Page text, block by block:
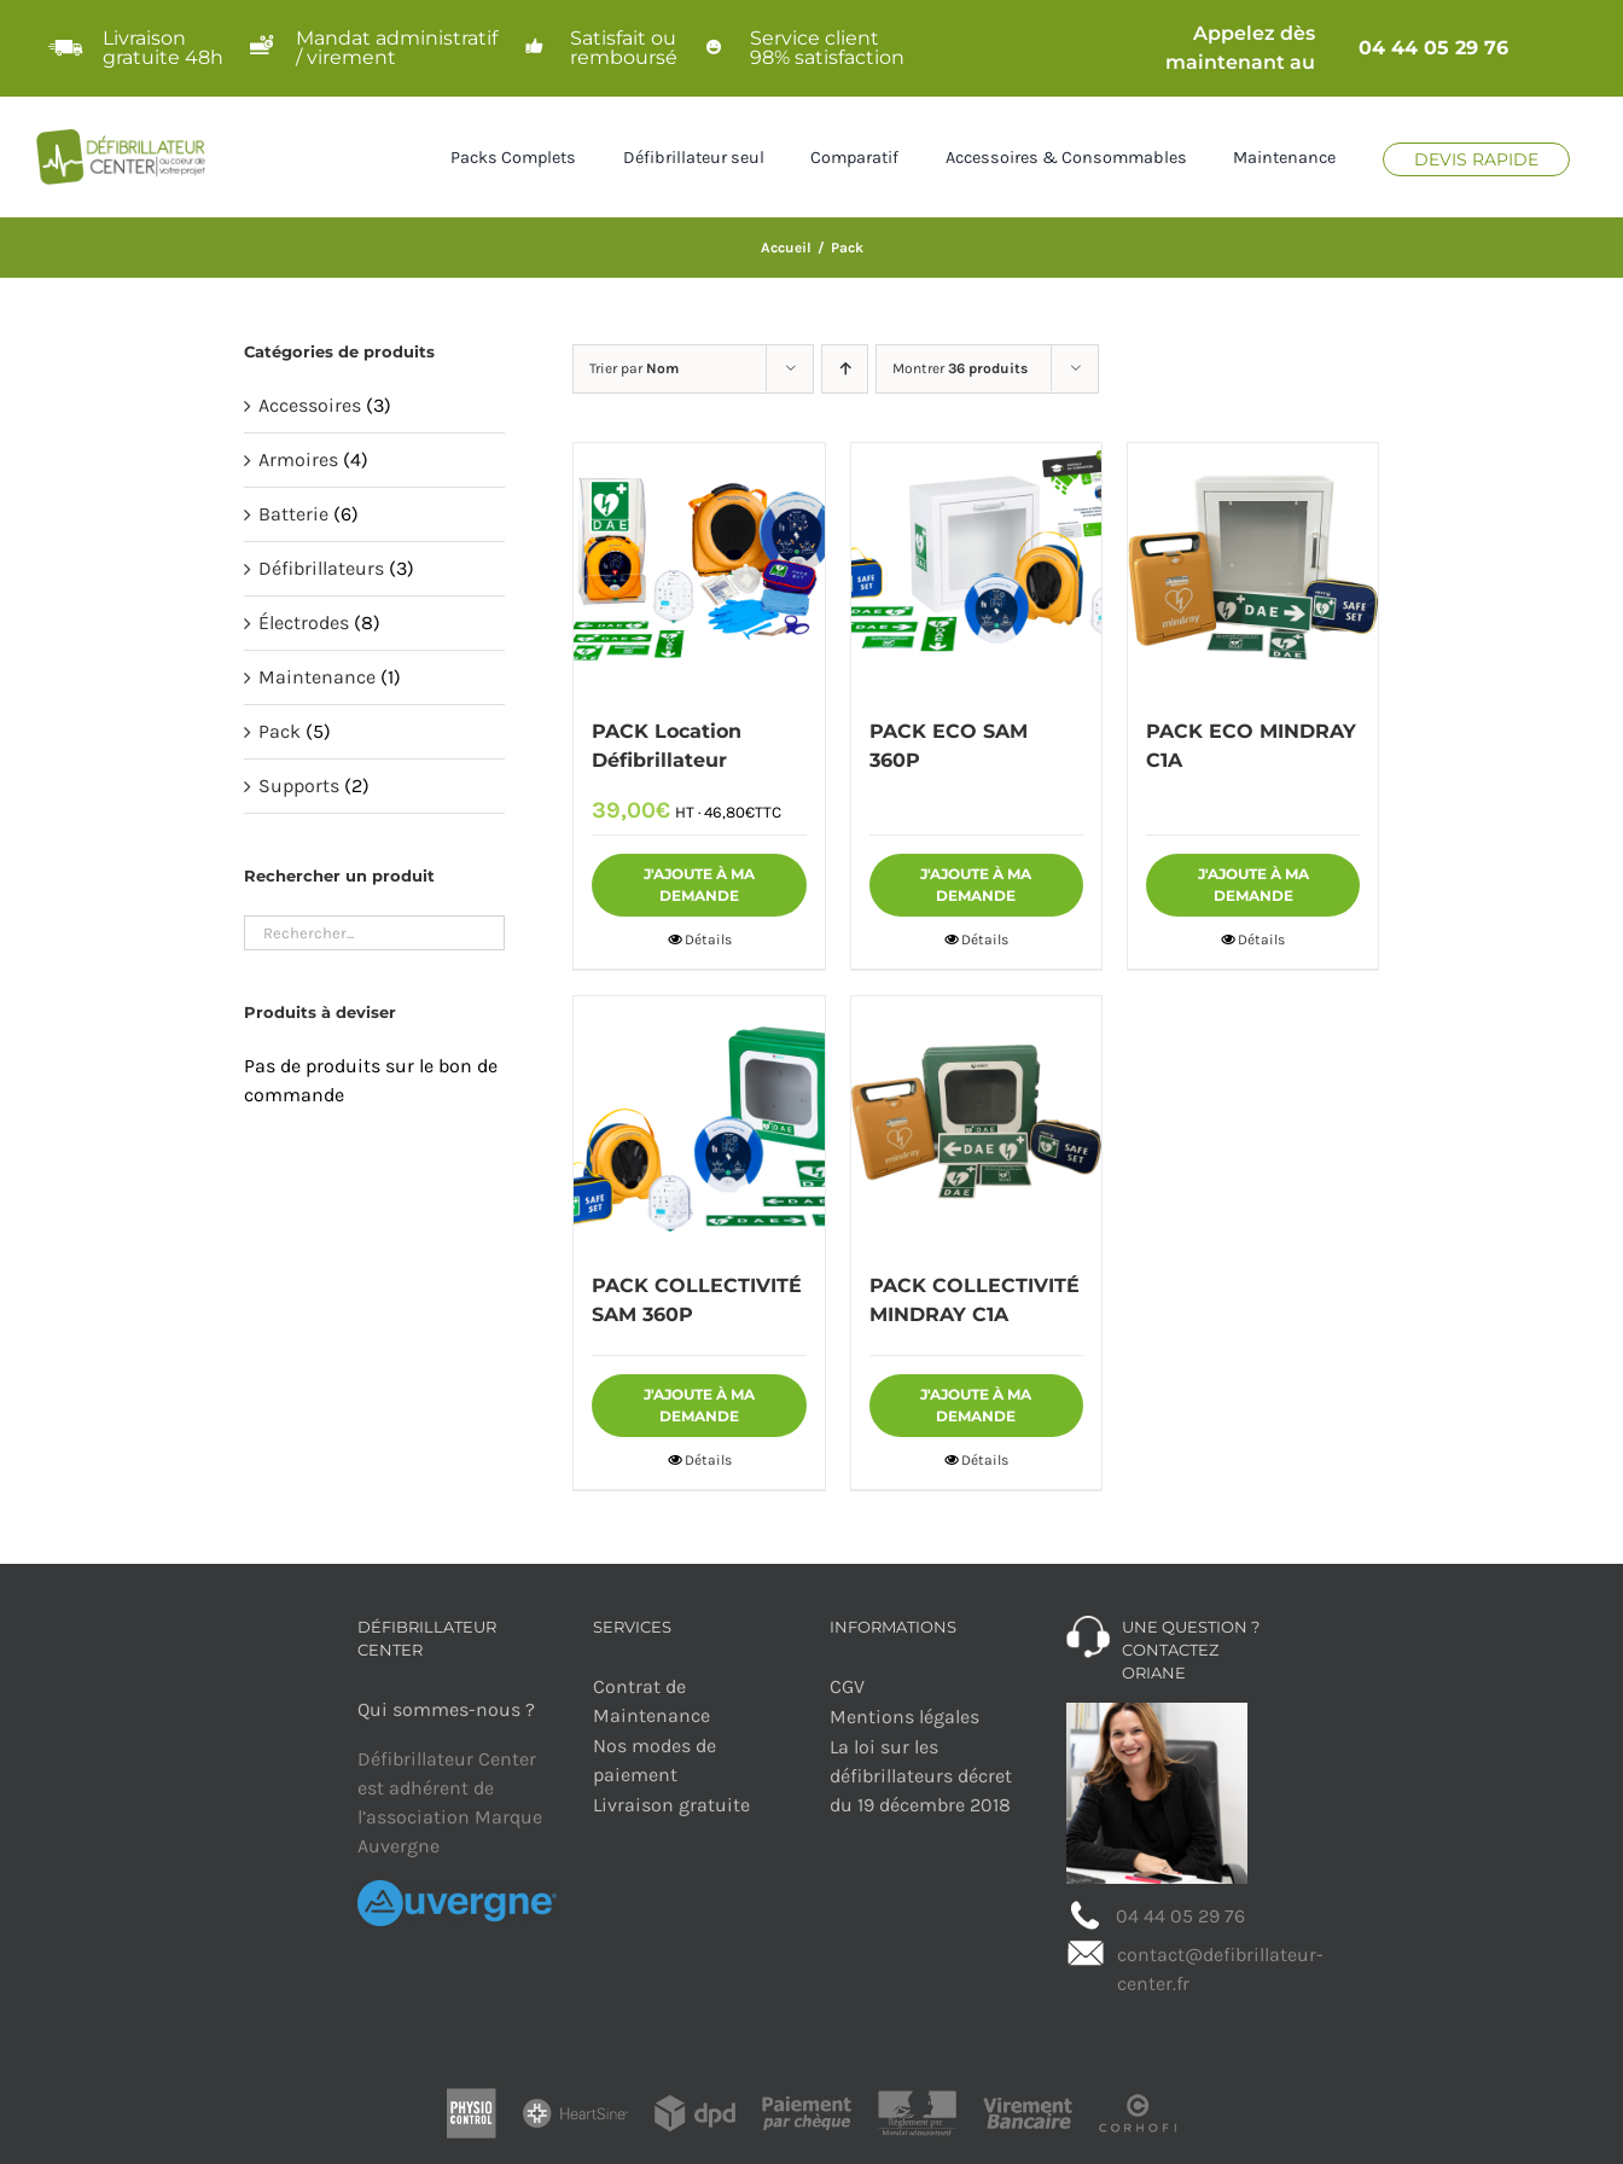
Livraison
gratuite 48h
Mandat administratif
/ virement
Satisfait ou
remboursé
Service client
98% satisfaction
Appelez dès
maintenant au
04 44 05 29 76
Packs Complets Défibrillateur seul Comparatif Accessoires & Consommables Maintenance DEVIS RAPIDE
Accueil / Pack
Trier par Nom Montrer36 produits
PACK Location
Défibrillateur
39,00€ HT ·46,80€TTC
J'AJOUTE À MA
DEMANDE
Détails
PACK ECO SAM
360P
J'AJOUTE À MA
DEMANDE
Détails
PACK ECO MINDRAY
C1A
J'AJOUTE À MA
DEMANDE
Détails
PACK COLLECTIVITÉ
SAM 360P
J'AJOUTE À MA
DEMANDE
Détails
PACK COLLECTIVITÉ
MINDRAY C1A
J'AJOUTE À MA
DEMANDE
Détails
Catégories de produits
Accessoires (3)
Armoires (4)
Batterie (6)
Défibrillateurs (3)
Électrodes (8)
Maintenance (1)
Pack (5)
Supports (2)
Rechercher un produit
Produits à deviser
Pas de produits sur le bon de
commande
DÉFIBRILLATEUR
CENTER
Qui sommes-nous ?
Défibrillateur Center
est adhérent de
l’association Marque
Auvergne
SERVICES
Contrat de
Maintenance
Nos modes de
paiement
Livraison gratuite
INFORMATIONS
CGV
Mentions légales
La loi sur les
défibrillateurs décret
du 19 décembre 2018
UNE QUESTION ?
CONTACTEZ
ORIANE
04 44 05 29 76
contact@defibrillateur-
center.fr